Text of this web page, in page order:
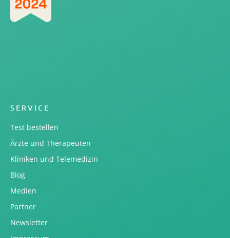
SERVICE
Test bestellen
Ärzte und Therapeuten
Kliniken und Telemedizin
Blog
Medien
Partner
Newsletter